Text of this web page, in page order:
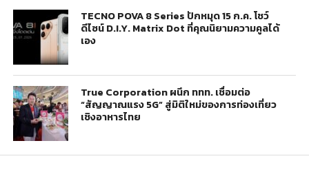
TECNO POVA 8 Series ปักหมุด 15 ก.ค. โชว์
ดีไซน์ D.I.Y. Matrix Dot ที่คุณนิยามความคูลได้
เอง
True Corporation ผนึก ททท. เชื่อมต่อ
“สัญญาณแรง 5G” สู่มิติใหม่ของการท่องเที่ยว
เชิงอาหารไทย